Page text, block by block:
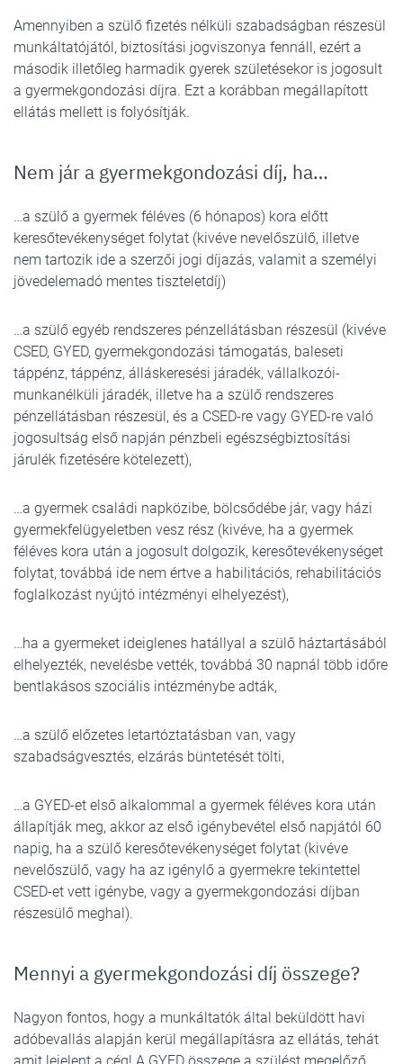
Amennyiben a szülő fizetés nélküli szabadságban részesül
munkáltatójától, biztosítási jogviszonya fennáll, ezért a
második illetőleg harmadik gyerek születésekor is jogosult
a gyermekgondozási díjra. Ezt a korábban megállapított
ellátás mellett is folyósítják.
Nem jár a gyermekgondozási díj, ha…
…a szülő a gyermek féléves (6 hónapos) kora előtt
keresőtevékenységet folytat (kivéve nevelőszülő, illetve
nem tartozik ide a szerzői jogi díjazás, valamit a személyi
jövedelemadó mentes tiszteletdíj)
…a szülő egyéb rendszeres pénzellátásban részesül (kivéve
CSED, GYED, gyermekgondozási támogatás, baleseti
táppénz, táppénz, álláskeresési járadék, vállalkozói-
munkanélküli járadék, illetve ha a szülő rendszeres
pénzellátásban részesül, és a CSED-re vagy GYED-re való
jogosultság első napján pénzbeli egészségbiztosítási
járulék fizetésére kötelezett),
…a gyermek családi napközibe, bölcsődébe jár, vagy házi
gyermekfelügyeletben vesz rész (kivéve, ha a gyermek
féléves kora után a jogosult dolgozik, keresőtevékenységet
folytat, továbbá ide nem értve a habilitációs, rehabilitációs
foglalkozást nyújtó intézményi elhelyezést),
…ha a gyermeket ideiglenes hatállyal a szülő háztartásából
elhelyezték, nevelésbe vették, továbbá 30 napnál több időre
bentlakásos szociális intézménybe adták,
…a szülő előzetes letartóztatásban van, vagy
szabadságvesztés, elzárás büntetését tölti,
…a GYED-et első alkalommal a gyermek féléves kora után
állapítják meg, akkor az első igénybevétel első napjától 60
napig, ha a szülő keresőtevékenységet folytat (kivéve
nevelőszülő, vagy ha az igénylő a gyermekre tekintettel
CSED-et vett igénybe, vagy a gyermekgondozási díjban
részesülő meghal).
Mennyi a gyermekgondozási díj összege?
Nagyon fontos, hogy a munkáltatók által beküldött havi
adóbevallás alapján kerül megállapításra az ellátás, tehát